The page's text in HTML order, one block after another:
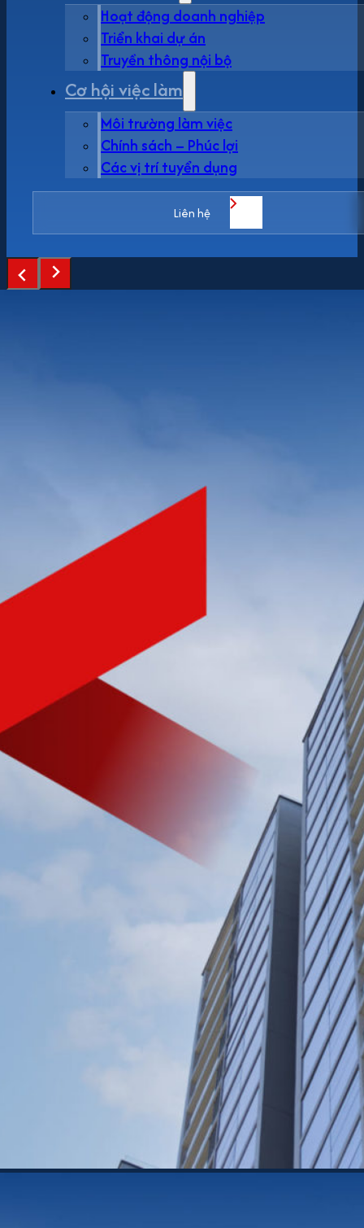
Hoạt động doanh nghiệp
Triển khai dự án
Truyền thông nội bộ
Cơ hội việc làm
Môi trường làm việc
Chính sách – Phúc lợi
Các vị trí tuyển dụng
Liên hệ